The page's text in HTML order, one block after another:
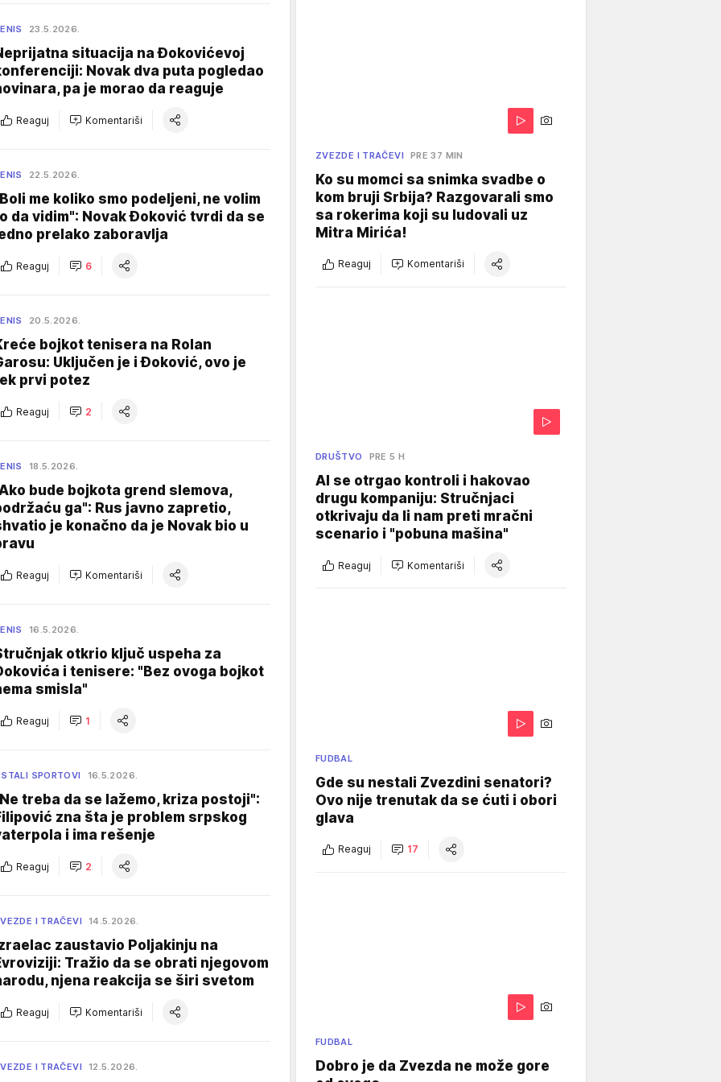
23.5.2026.
situacija na Đokovićevoj
Novak dva puta pogledao
pa je morao da reaguje
Reaguj Komentariši
22.5.2026.
me koliko smo podeljeni, ne volim
da vidim": Novak Đoković tvrdi da se
prelako zaboravlja
Reaguj 6
20.5.2026.
bojkot tenisera na Rolan
Uključen je i Đoković, ovo je
prvi potez
Reaguj 2
18.5.2026.
bude bojkota grend slemova,
ga": Rus javno zapretio,
je konačno da je Novak bio u
Reaguj Komentariši
16.5.2026.
otkrio ključ uspeha za
i tenisere: "Bez ovoga bojkot
smisla"
Reaguj 1
SPORTOVI 16.5.2026.
treba da se lažemo, kriza postoji":
zna šta je problem srpskog
i ima rešenje
Reaguj 2
I TRAČEVI 14.5.2026.
zaustavio Poljakinju na
Tražio da se obrati njegovom
njena reakcija se širi svetom
Reaguj Komentariši
I TRAČEVI 12.5.2026.
ZVEZDE I TRAČEVI PRE 37 MIN
Ko su momci sa snimka svadbe o
kom bruji Srbija? Razgovarali smo
sa rokerima koji su ludovali uz
Mitra Mirića!
Reaguj Komentariši
DRUŠTVO PRE 5 H
AI se otrgao kontroli i hakovao
drugu kompaniju: Stručnjaci
otkrivaju da li nam preti mračni
scenario i "pobuna mašina"
Reaguj Komentariši
FUDBAL
Gde su nestali Zvezdini senatori?
Ovo nije trenutak da se ćuti i obori
glava
Reaguj 17
FUDBAL
Dobro je da Zvezda ne može gore